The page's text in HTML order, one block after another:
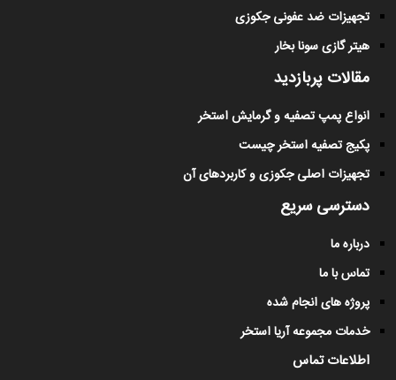
تجهیزات ضد عفونی جکوزی
هیتر گازی سونا بخار
مقالات پربازدید
انواع پمپ تصفیه و گرمایش استخر
پکیج تصفیه استخر چیست
تجهیزات اصلی جکوزی و کاربردهای آن
دسترسی سریع
درباره ما
تماس با ما
پروژه های انجام شده
خدمات مجموعه آریا استخر
اطلاعات تماس